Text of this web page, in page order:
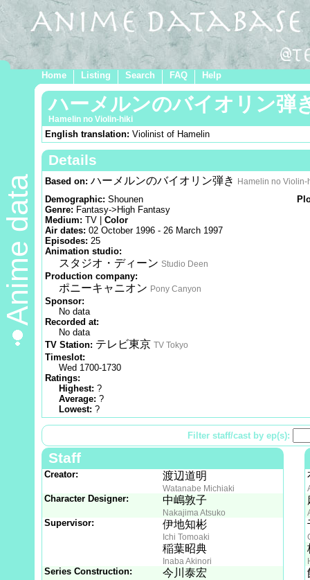
Home Listing Search FAQ Help
Anime data
ハーメルンのバイオリン弾
Hamelin no Violin-hiki
English translation: Violinist of Hamelin
Details
Based on: ハーメルンのバイオリン弾き Hamelin no Violin-
Demographic: Shounen
Genre: Fantasy->High Fantasy
Medium: TV | Color
Air dates: 02 October 1996 - 26 March 1997
Episodes: 25
Animation studio:
スタジオ・ディーン Studio Deen
Production company:
ポニーキャニオン Pony Canyon
Sponsor:
No data
Recorded at:
No data
TV Station: テレビ東京 TV Tokyo
Timeslot:
Wed 1700-1730
Ratings:
Highest: ?
Average: ?
Lowest: ?
Filter staff/cast by ep(s):
Staff
Creator: 渡辺道明
Watanabe Michiaki
Character Designer: 中嶋敦子
Nakajima Atsuko
Supervisor: 伊地知彬
Ichi Tomoaki
稲葉昭典
Inaba Akinori
Series Construction: 今川泰宏